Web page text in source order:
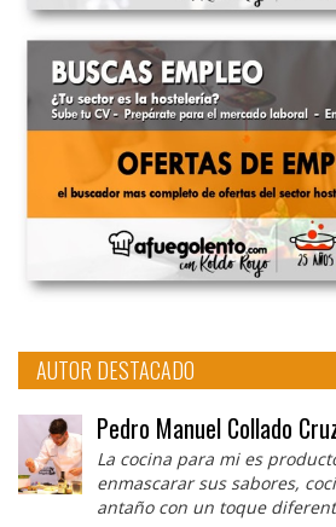
AUTOR DESTACADO
Pedro Manuel Collado
La cocina para mi es
enmascarar sus sabores,
antaño con un toque